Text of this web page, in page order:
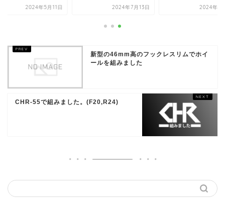
2024年5月11日 2024年7月13日 2024年5
新型の46mm高のフックレスリムでホイ
ールを組みました
CHR-55で組みました。(F20,R24)